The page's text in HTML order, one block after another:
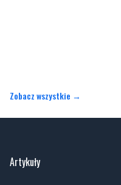
Zobacz wszystkie →
Artykuły